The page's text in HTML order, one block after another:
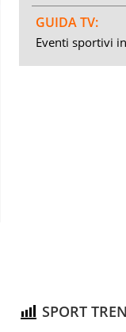
GUIDA TV:
Eventi sportivi
SPORT